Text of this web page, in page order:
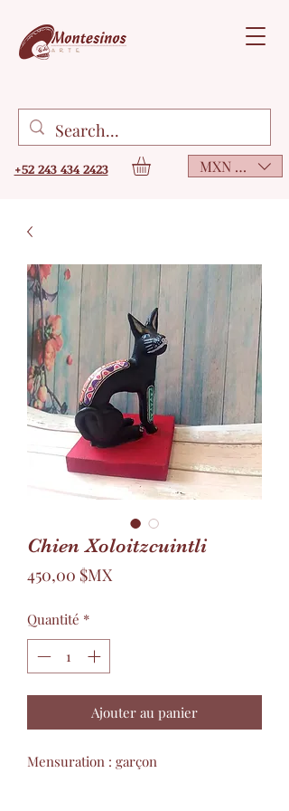
+52 243 434 2423 MXN ($)
Chien Xoloitzcuintli
450,00 $MXPrix
Quantité *
Ajouter au panier
Mensuration : garçon